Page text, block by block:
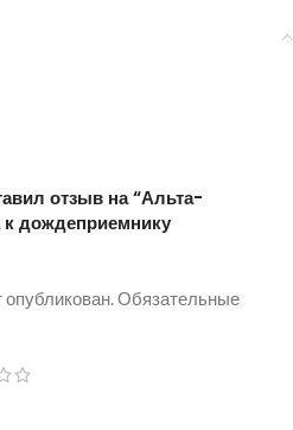
отзыв на “Альта-
дождеприемнику
Обязательные